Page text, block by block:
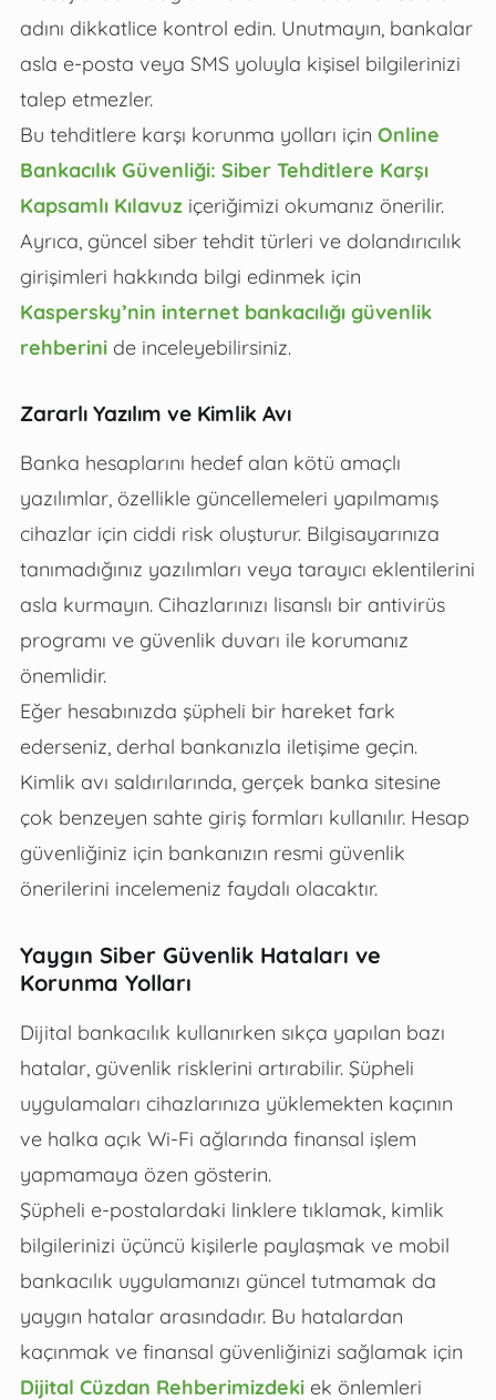
adını dikkatlice kontrol edin. Unutmayın, bankalar
asla e-posta veya SMS yoluyla kişisel bilgilerinizi
talep etmezler.
Bu tehditlere karşı korunma yolları için Online
Bankacılık Güvenliği: Siber Tehditlere Karşı
Kapsamlı Kılavuziçeriğimizi okumanız önerilir.
Ayrıca, güncel siber tehdit türleri ve dolandırıcılık
girişimleri hakkında bilgi edinmek için
Kaspersky’nin internet bankacılığı güvenlik
rehberinide inceleyebilirsiniz.
Zararlı Yazılım ve Kimlik Avı
Banka hesaplarını hedef alan kötü amaçlı
yazılımlar, özellikle güncellemeleri yapılmamış
cihazlar için ciddi risk oluşturur. Bilgisayarınıza
tanımadığınız yazılımları veya tarayıcı eklentilerini
asla kurmayın. Cihazlarınızı lisanslı bir antivirüs
programı ve güvenlik duvarı ile korumanız
önemlidir.
Eğer hesabınızda şüpheli bir hareket fark
ederseniz, derhal bankanızla iletişime geçin.
Kimlik avı saldırılarında, gerçek banka sitesine
çok benzeyen sahte giriş formları kullanılır. Hesap
güvenliğiniz için bankanızın resmi güvenlik
önerilerini incelemeniz faydalı olacaktır.
Yaygın Siber Güvenlik Hataları ve
Korunma Yolları
Dijital bankacılık kullanırken sıkça yapılan bazı
hatalar, güvenlik risklerini artırabilir. Şüpheli
uygulamaları cihazlarınıza yüklemekten kaçının
ve halka açık Wi-Fi ağlarında finansal işlem
yapmamaya özen gösterin.
Şüpheli e-postalardaki linklere tıklamak, kimlik
bilgilerinizi üçüncü kişilerle paylaşmak ve mobil
bankacılık uygulamanızı güncel tutmamak da
yaygın hatalar arasındadır. Bu hatalardan
kaçınmak ve finansal güvenliğinizi sağlamak için
Dijital Cüzdan Rehberimizdekiek önlemleri